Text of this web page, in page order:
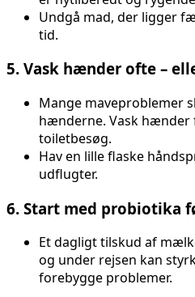
Undgå mad, der ligger
tid.
5. Vask hænder ofte –
Mange maveproblemer
hænderne. Vask
toiletbesøg.
Hav en lille flaske
udflugter.
6. Start med probiotika
Et dagligt tilskud af
og under rejsen kan
forebygge problemer.